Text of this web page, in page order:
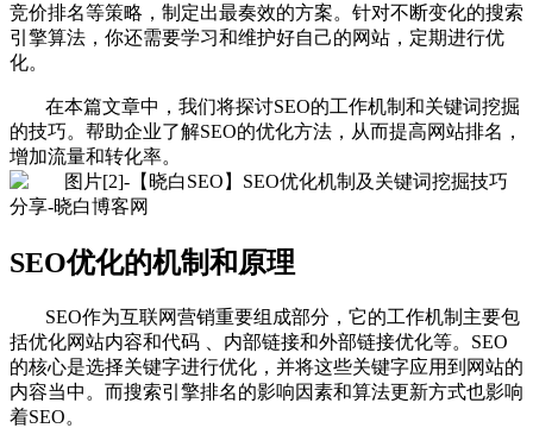
竞价排名等策略，制定出最奏效的方案。针对不断变化的搜索
引擎算法，你还需要学习和维护好自己的网站，定期进行优
化。
在本篇文章中，我们将探讨SEO的工作机制和关键词挖掘
的技巧。帮助企业了解SEO的优化方法，从而提高网站排名，
增加流量和转化率。
SEO优化的机制和原理
SEO作为互联网营销重要组成部分，它的工作机制主要包
括优化网站内容和代码 、内部链接和外部链接优化等。SEO
的核心是选择关键字进行优化，并将这些关键字应用到网站的
内容当中。而搜索引擎排名的影响因素和算法更新方式也影响
着SEO。